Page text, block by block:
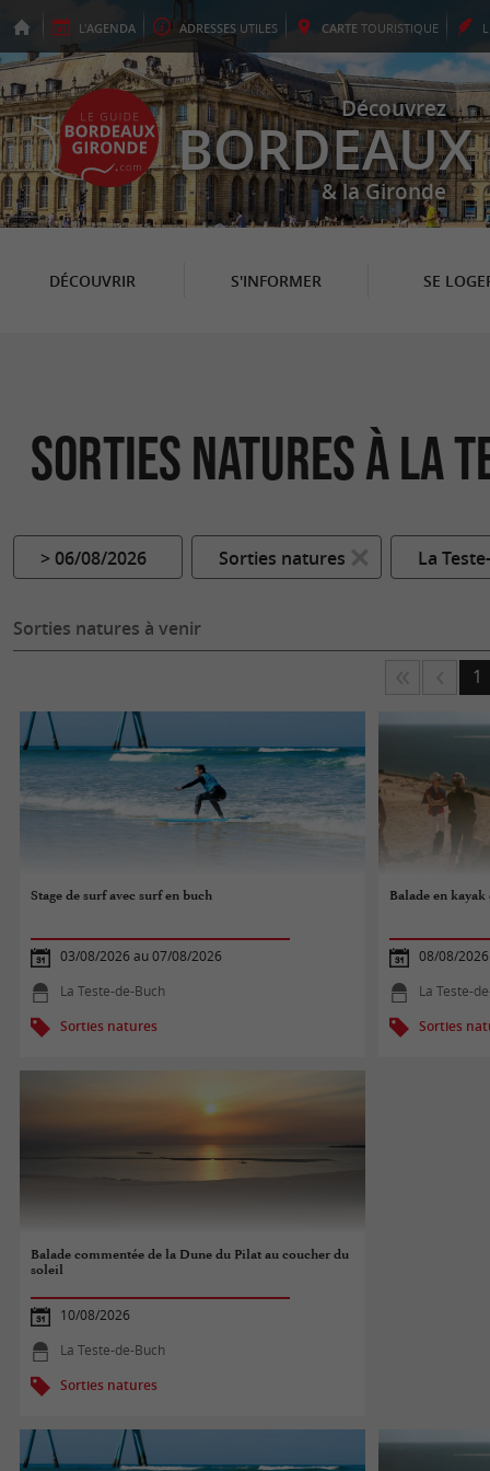
L'AGENDA ADRESSES UTILES CARTE TOURISTIQUE
Découvrez
BORDEAUX
& la Gironde
DÉCOUVRIR S'INFORMER SE
Sorties natures à La
> 06/08/2026 Sorties natures La
Sorties natures à venir
1
Stage de surf avec surf en buch
03/08/2026 au 07/08/2026
La Teste-de-Buch
Sorties natures
Balade en
08/08/2026
La Teste-
Sorties
Balade commentée de la Dune du Pilat au coucher du
soleil
10/08/2026
La Teste-de-Buch
Sorties natures